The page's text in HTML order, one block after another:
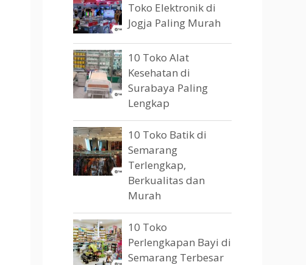
Toko Elektronik di
Jogja Paling Murah
10 Toko Alat
Kesehatan di
Surabaya Paling
Lengkap
10 Toko Batik di
Semarang
Terlengkap,
Berkualitas dan
Murah
10 Toko
Perlengkapan Bayi di
Semarang Terbesar